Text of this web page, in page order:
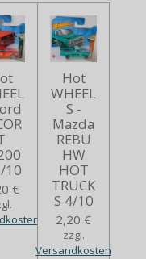
10
€
Hot
WHEEL
S -
Mazda
REBU
HW
HOT
TRUCK
S 4/10
2,20 €
zzgl.
Versandkosten